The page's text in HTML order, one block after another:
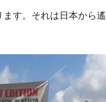
す。それは日本から遙